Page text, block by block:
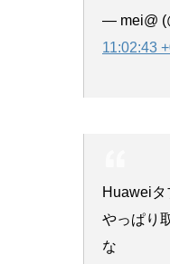
— mei@
11:02:43
Huawei
やっぱり
な